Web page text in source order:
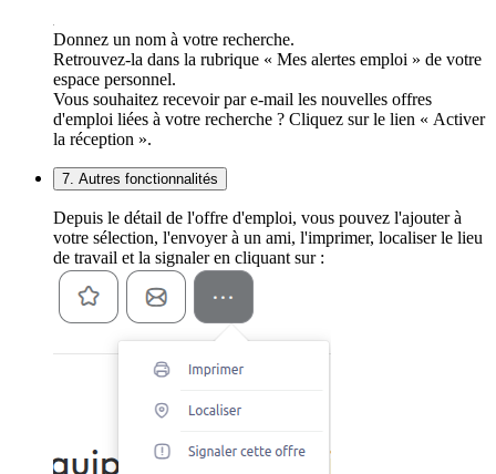
Donnez un nom à votre recherche.
Retrouvez-la dans la rubrique « Mes alertes emploi » de votre
espace personnel.
Vous souhaitez recevoir par e-mail les nouvelles offres
d'emploi liées à votre recherche ? Cliquez sur le lien « Activer
la réception ».
7. Autres fonctionnalités
Depuis le détail de l'offre d'emploi, vous pouvez l'ajouter à
votre sélection, l'envoyer à un ami, l'imprimer, localiser le lieu
de travail et la signaler en cliquant sur :